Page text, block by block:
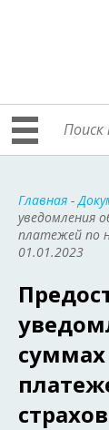
Главная -
уведомления
платежей по
01.01.2023
суммах